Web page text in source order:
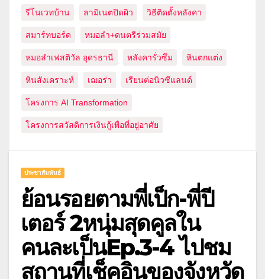
รีโนเวทบ้าน ลามิเนตปิดผิว วิธีติดตั้งหลังคา
สมาร์ทบอร์ด หมอลำ+ดนตรีร่วมสมัย
หมอลำเฟสติวัล อุดรธานี หลังคารั่วซึม หินตกแต่ง
หินสังเคราะห์ เฌอร่า เรียนต่อนิวซีแลนด์
โครงการ AI Transformation
โครงการสวัสดิการเงินกู้เพื่อที่อยู่อาศัย
ประชาสัมพันธ์
ย้อนรอยตามพี่เป็ก-พี่ปี
เตอร์ 2หนุ่มสุดคูลใน
คนละเป็นEp.3-4 ไปชม
สถานที่เช็คอินของจังหวัด